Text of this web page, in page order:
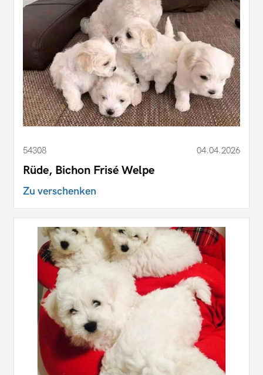
54308 04.04.2026
Rüde, Bichon Frisé Welpe
Zu verschenken